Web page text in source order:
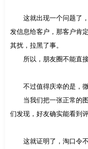
这就出现一个问题了，
发信息给客户，那客户肯
其扰，拉黑了事。
所以，朋友圈不能直接
不过值得庆幸的是，微
当我们把一张正常的
们发现，好友确实能看到
这就证明了，淘口令不